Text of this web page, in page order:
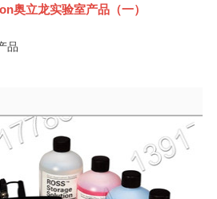
奥立龙实验室产品（一）
品